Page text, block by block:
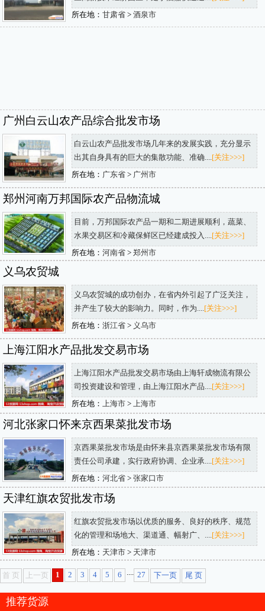
所在地： 甘肃省> 酒泉市
广州白云山农产品综合批发市场
白云山农产品批发市场几年来的发展实践，充分显示
出其自身具有的巨大的集散功能、准确....[关注>>>]
所在地： 广东省> 广州市
郑州河南万邦国际农产品物流城
目前，万邦国际农产品一期和二期进展顺利，蔬菜、
水果交易区和冷藏保鲜区已经建成投入....[关注>>>]
所在地： 河南省> 郑州市
义乌农贸城
义乌农贸城的成功创办，在省内外引起了广泛关注，
并产生了较大的影响力。同时，作为....[关注>>>]
所在地： 浙江省> 义乌市
上海江阳水产品批发交易市场
上海江阳水产品批发交易市场由上海轩成物流有限公
司投资建设和管理，由上海江阳水产品....[关注>>>]
所在地： 上海市> 上海市
河北张家口怀来京西果菜批发市场
京西果菜批发市场是由怀来县京西果菜批发市场有限
责任公司承建，实行政府协调、企业承....[关注>>>]
所在地： 河北省> 张家口市
天津红旗农贸批发市场
红旗农贸批发市场以优质的服务、良好的秩序、规范
化的管理和场地大、渠道通、幅射广、....[关注>>>]
所在地： 天津市> 天津市
首 页 上一页 1 2 3 4 5 6 .... 27 下一页 尾 页
推荐货源